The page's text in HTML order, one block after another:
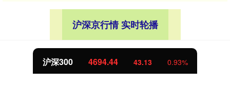
沪深京行情 实时轮播
沪深300 4694.44 43.13 0.93%